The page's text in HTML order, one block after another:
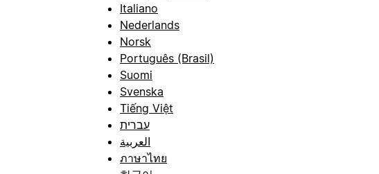
Italiano
Nederlands
Norsk
Português (Brasil)
Suomi
Svenska
Tiếng Việt
עברית
العربية
ภาษาไทย